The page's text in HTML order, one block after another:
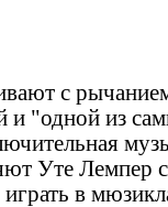
с
и "одной из
Уте Лемпер
в